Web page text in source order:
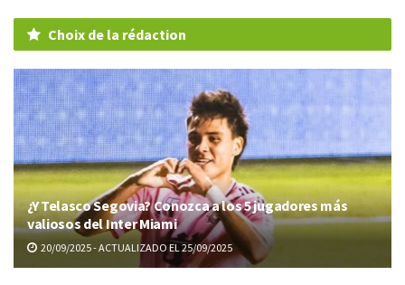
Choix de la rédaction
¿Y Telasco Segovia? Conozca a los 5 jugadores más
valiosos del Inter Miami
20/09/2025 - ACTUALIZADO EL 25/09/2025